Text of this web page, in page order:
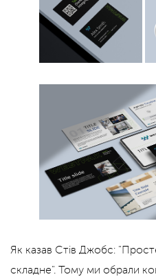
Як казав Стів Джобс:
складне". Тому ми обрали